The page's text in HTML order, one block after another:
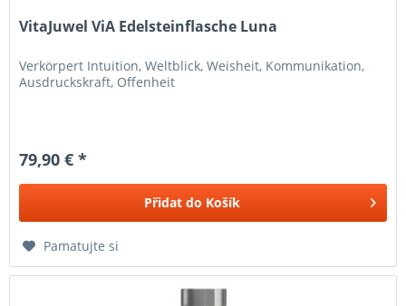
VitaJuwel ViA Edelsteinflasche Luna
Verkörpert Intuition, Weltblick, Weisheit, Kommunikation,
Ausdruckskraft, Offenheit
79,90 € *
Přidat do Košík
Pamatujte si